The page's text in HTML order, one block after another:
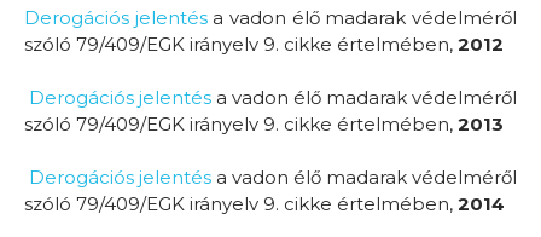
Derogációs jelentésa vadon élő madarak védelméről
szóló 79/409/EGK irányelv 9. cikke értelmében, 2012
Derogációs jelentés a vadon élő madarak védelméről
szóló 79/409/EGK irányelv 9. cikke értelmében, 2013
Derogációs jelentés a vadon élő madarak védelméről
szóló 79/409/EGK irányelv 9. cikke értelmében, 2014